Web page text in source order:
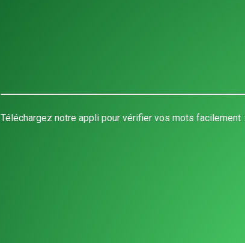
Téléchargez notre appli pour vérifier vos mots facilement :